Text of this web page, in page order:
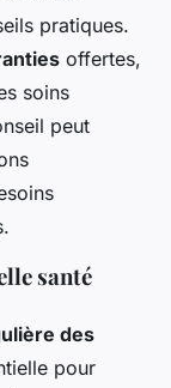
pratiques.
offertes,
soins
peut
santé
des
pour